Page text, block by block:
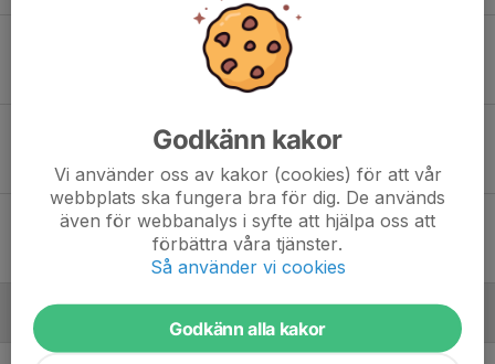
Kärra kif - Göteborgs FF Div4
Klarebergsvallen 1 Gräs
Göteborgs FF Div4 - Utbynäs SK (B)
Majvallen 1 Konstgräs
5- 0
Lör 30
Göteborgs FF Div 2 - Onsala BK
Majvallen 1 Konstgräs
Juni
Godkänn kakor
Vi använder oss av kakor (cookies) för att vår
webbplats ska fungera bra för dig. De används
även för webbanalys i syfte att hjälpa oss att
förbättra våra tjänster.
Så använder vi cookies
Godkänn alla kakor